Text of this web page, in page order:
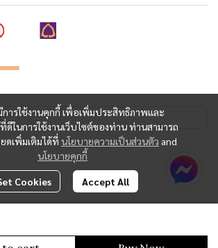
การใช้งานคุกกี้ เพื่อเพิ่มประสิทธิภาพและ
ในการใช้งานเว็บไซต์ของท่าน ท่านสามารถ
ดเพิ่มเติมได้ที่ นโยบายความเป็นส่วนตัว and
นโยบายคุกกี้
Cookies Accept All
| All Rights Reserved | Powered by MWE
Today Visitor1,516